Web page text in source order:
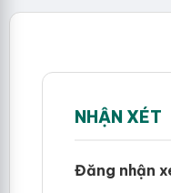
NHẬN XÉT
Đăng nhận